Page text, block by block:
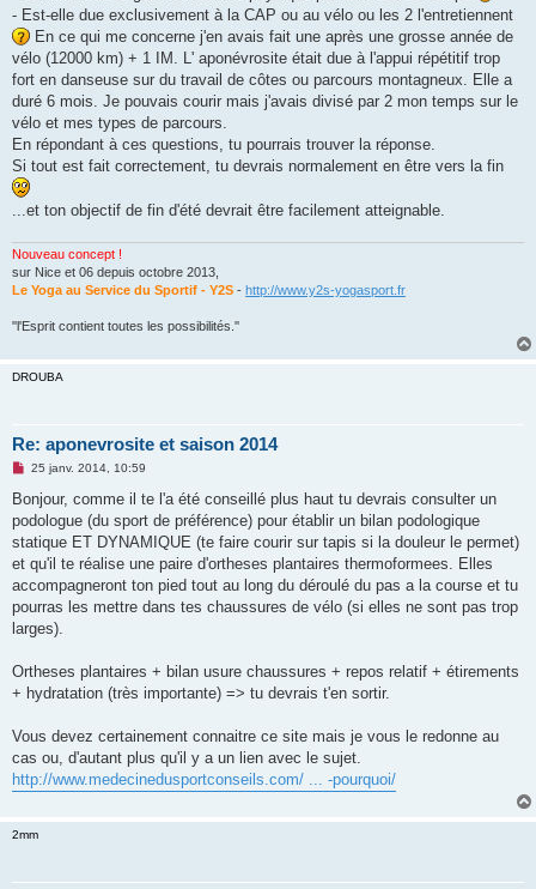
n
o
n
l
u
- Est-elle due exclusivement à la CAP ou au vélo ou les 2 l'entretiennent
En ce qui me concerne j'en avais fait une après une grosse année de
vélo (12000 km) + 1 IM. L' aponévrosite était due à l'appui répétitif trop
fort en danseuse sur du travail de côtes ou parcours montagneux. Elle a
duré 6 mois. Je pouvais courir mais j'avais divisé par 2 mon temps sur le
vélo et mes types de parcours.
En répondant à ces questions, tu pourrais trouver la réponse.
Si tout est fait correctement, tu devrais normalement en être vers la fin
...et ton objectif de fin d'été devrait être facilement atteignable.
Nouveau concept !
sur Nice et 06 depuis octobre 2013,
Le Yoga au Service du Sportif - Y2S - http://www.y2s-yogasport.fr
''l'Esprit contient toutes les possibilités.''
DROUBA
Re: aponevrosite et saison 2014
M
s
a
g
n
o
l
u
25 janv. 2014, 10:59
Bonjour, comme il te l'a été conseillé plus haut tu devrais consulter un
podologue (du sport de préférence) pour établir un bilan podologique
statique ET DYNAMIQUE (te faire courir sur tapis si la douleur le permet)
et qu'il te réalise une paire d'ortheses plantaires thermoformees. Elles
accompagneront ton pied tout au long du déroulé du pas a la course et tu
pourras les mettre dans tes chaussures de vélo (si elles ne sont pas trop
larges).
Ortheses plantaires + bilan usure chaussures + repos relatif + étirements
+ hydratation (très importante) => tu devrais t'en sortir.
Vous devez certainement connaitre ce site mais je vous le redonne au
cas ou, d'autant plus qu'il y a un lien avec le sujet.
http://www.medecinedusportconseils.com/ ... -pourquoi/
2mm